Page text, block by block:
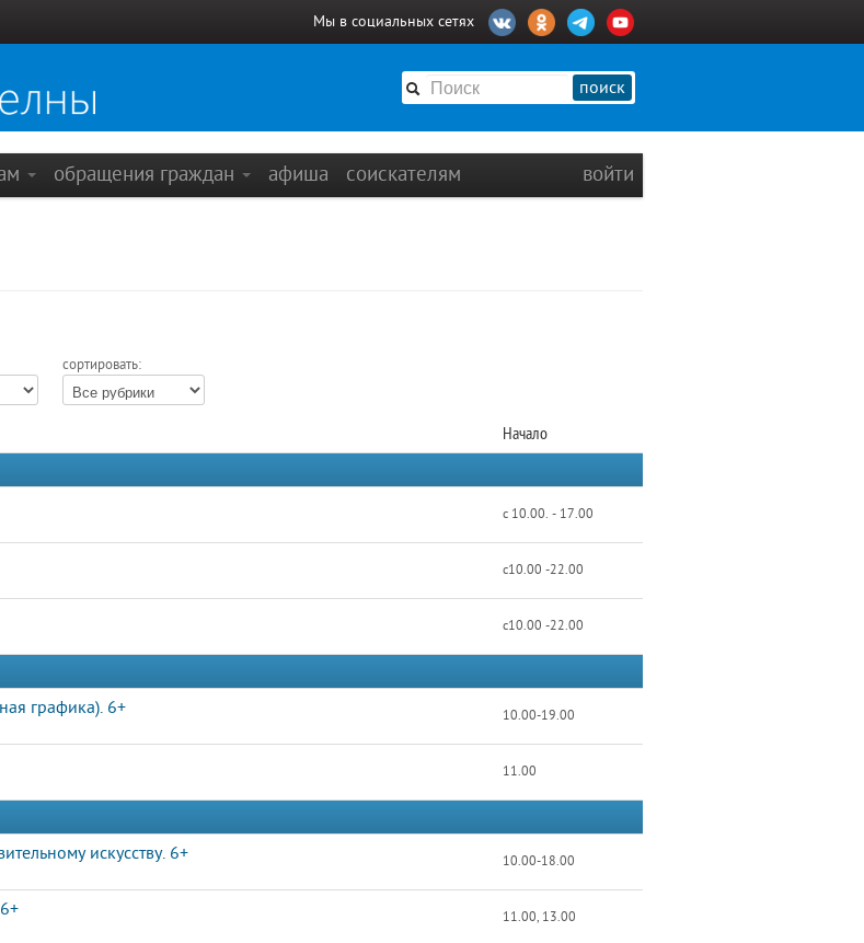
Мы в социальных сетях
поиск
обращения граждан афиша соискателям войти
сортировать:
Начало
с 10.00. - 17.00
с10.00 -22.00
с10.00 -22.00
графика). 6+
10.00-19.00
11.00
искусству. 6+
10.00-18.00
11.00, 13.00